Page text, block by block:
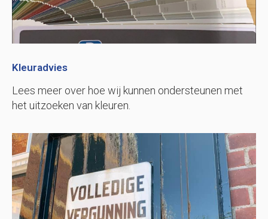
Kleuradvies
Lees meer over hoe wij kunnen ondersteunen met
het uitzoeken van kleuren.